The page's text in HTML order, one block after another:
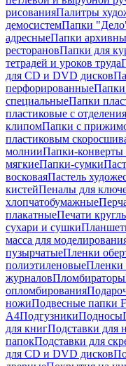
рисованияПалитры
демосистемПапки
адресныеПапки
ресторановПапки для
тетрадей и уроков труда
для CD и DVD дисков
перфорированные
специальныеПапки
пластиковые с
клипомПапки с
пластиковым
молнииПапки-конверты
мягкиеПапки-сумки
восковаяПастель
кистейПеналы для
хлопчатобумажные
плакатныеПечати
сухари и сушки
масса для
пузырчатыеПленки
полиэтиленовыеПленки
журналовПломбираторы
опломбирования
ножиПодвесные папки
А4ПодгузникиПодносы
для книгПодставки для
папокПодставки для
для CD и DVD дисков